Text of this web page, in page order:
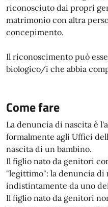
riconosciuto dai propri
matrimonio con altra
concepimento.
Il riconoscimento può
biologico/i che abbia
Come fare
La denuncia di nascita è
formalmente agli Uffici
nascita di un bambino.
Il figlio nato da genitori
"legittimo": la denuncia di
indistintamente da uno
Il figlio nato da genitori